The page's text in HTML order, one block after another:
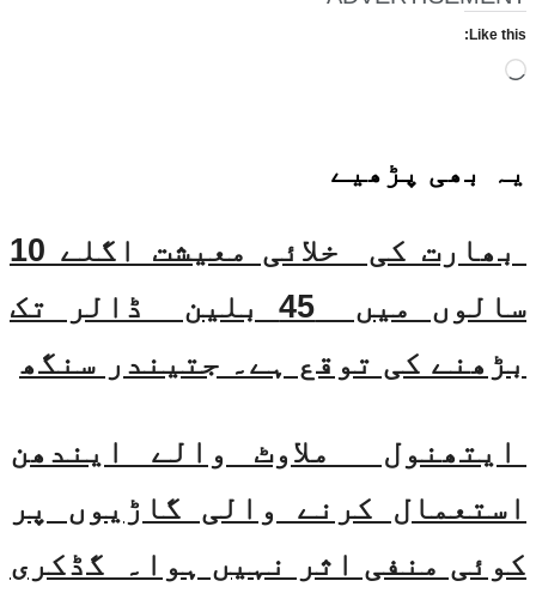
Like this:
Loading…
یہ بھی پڑھیے
بھارت کی خلائی معیشت اگلے 10
سالوں میں 45 بلین ڈالر تک
بڑھنے کی توقع ہے۔ جتیندر سنگھ
ایتھنول ملاوٹ والے ایندھن
استعمال کرنے والی گاڑیوں پر
کوئی منفی اثر نہیں ہوا۔ گڈکری